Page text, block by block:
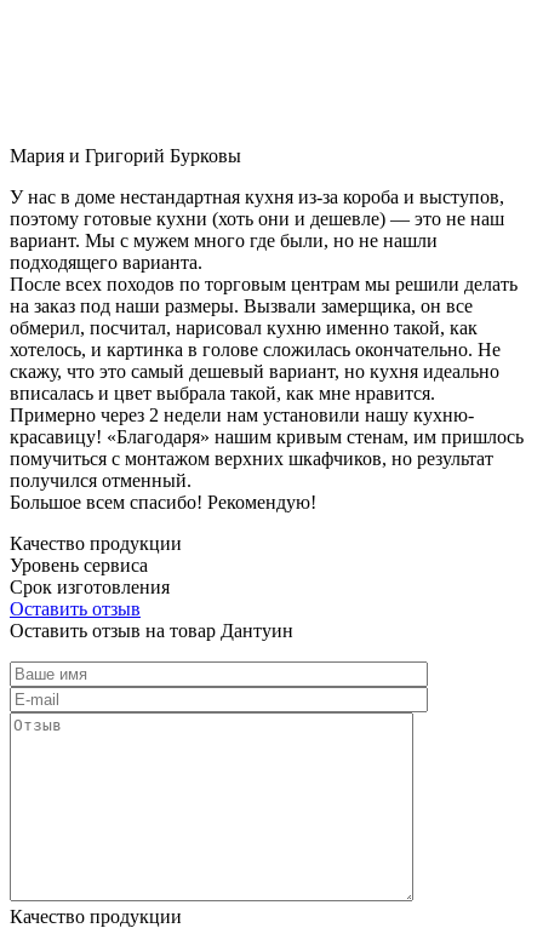
Мария и Григорий Бурковы
У нас в доме нестандартная кухня из-за короба и выступов,
поэтому готовые кухни (хоть они и дешевле) — это не наш
вариант. Мы с мужем много где были, но не нашли
подходящего варианта.
После всех походов по торговым центрам мы решили делать
на заказ под наши размеры. Вызвали замерщика, он все
обмерил, посчитал, нарисовал кухню именно такой, как
хотелось, и картинка в голове сложилась окончательно. Не
скажу, что это самый дешевый вариант, но кухня идеально
вписалась и цвет выбрала такой, как мне нравится.
Примерно через 2 недели нам установили нашу кухню-
красавицу! «Благодаря» нашим кривым стенам, им пришлось
помучиться с монтажом верхних шкафчиков, но результат
получился отменный.
Большое всем спасибо! Рекомендую!
Качество продукции
Уровень сервиса
Срок изготовления
Оставить отзыв
Оставить отзыв на товар Дантуин
Качество продукции